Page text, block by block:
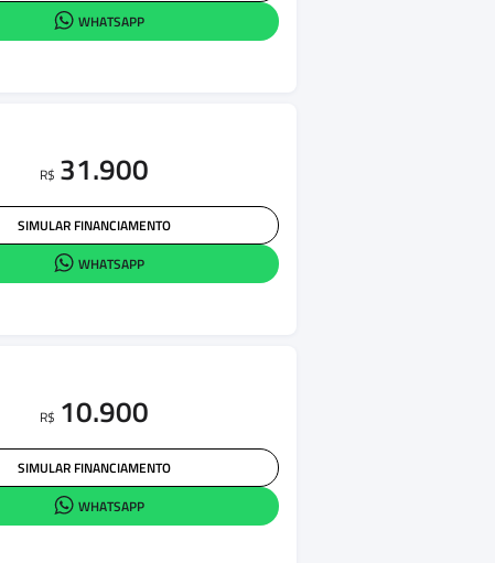
WHATSAPP
R$ 31.900
SIMULAR FINANCIAMENTO
WHATSAPP
R$ 10.900
SIMULAR FINANCIAMENTO
WHATSAPP